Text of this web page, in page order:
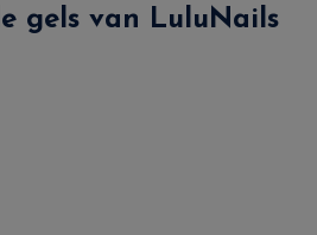
gels van LuluNails